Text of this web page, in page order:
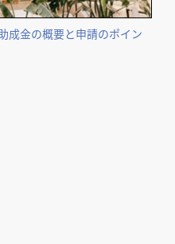
成金の概要と申請のポイン